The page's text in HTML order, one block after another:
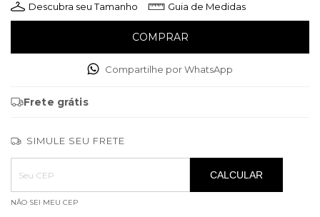
Descubra seu Tamanho Guia de Medidas
Compartilhe por WhatsApp
Frete grátis
SIMULE SEU FRETE
Entregas para o CEP:
ALTERAR CEP
CALCULAR
NÃO SEI MEU CEP